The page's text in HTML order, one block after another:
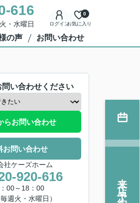
616
・水曜日 ログインお気に入り
0
の声 お問い合わせ
問い合わせください
らお問い合わせ
お問い合わせ
社ケーズホーム
920-616
00～18：00
毎週火・水曜日）
来店予約